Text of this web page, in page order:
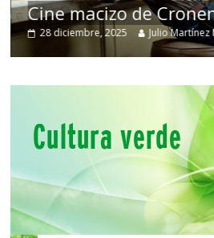
Cine macizo de
28 diciembre, 2025 Julio Martínez